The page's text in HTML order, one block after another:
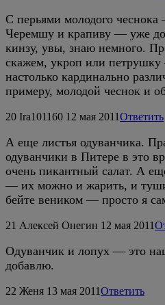
С перьями молодого чеснока
Черемшу и крапиву — уже
кинзу, увы, знаю немного.
скажем, укроп или
настолько кардинально
примеру, молодой чеснок и
20 Ira101160 12 мая 2011Ответить
А еще листья одуванчика.
одуванчики в Питере в это
очень пикантный салат. А
— их можно и жарить, и
бейте веником — просто я
21 Алексей Онегин 12 мая 2011
Одуванчик и лопух — это
добавлю.
22 Женя 13 мая 2011Ответить